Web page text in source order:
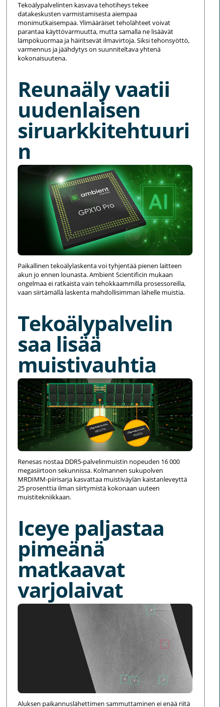
Tekoälypalvelinten kasvava tehotiheys tekee
datakeskusten varmistamisesta aiempaa
monimutkaisempaa. Ylimääräiset teholähteet voivat
parantaa käyttövarmuutta, mutta samalla ne lisäävät
lämpökuormaa ja häiritsevät ilmavirtoja. Siksi tehonsyöttö,
varmennus ja jäähdytys on suunniteltava yhtenä
kokonaisuutena.
Reunaäly vaatii
uudenlaisen
siruarkkitehtuuri
n
Paikallinen tekoälylaskenta voi tyhjentää pienen laitteen
akun jo ennen lounasta. Ambient Scientificin mukaan
ongelmaa ei ratkaista vain tehokkaammilla prosessoreilla,
vaan siirtämällä laskenta mahdollisimman lähelle muistia.
Tekoälypalvelin
saa lisää
muistivauhtia
Renesas nostaa DDR5-palvelinmuistin nopeuden 16 000
megasiirtoon sekunnissa. Kolmannen sukupolven
MRDIMM-piirisarja kasvattaa muistiväylän kaistanleveyttä
25 prosenttia ilman siirtymistä kokonaan uuteen
muistitekniikkaan.
Iceye paljastaa
pimeänä
matkaavat
varjolaivat
Aluksen paikannuslähettimen sammuttaminen ei enää riitä